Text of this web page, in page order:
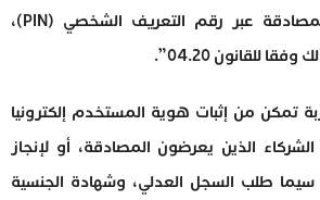
المصادقة من قبيل المصادقة عبر رقم التعريف الشخصي (PIN)،
للقانون 04.20”.
تمكن من إثبات هوية المستخدم إلكترونيا
الذين يعرضون المصادقة، أو لإنجاز
سيما طلب السجل العدلي، وشهادة الجنسية